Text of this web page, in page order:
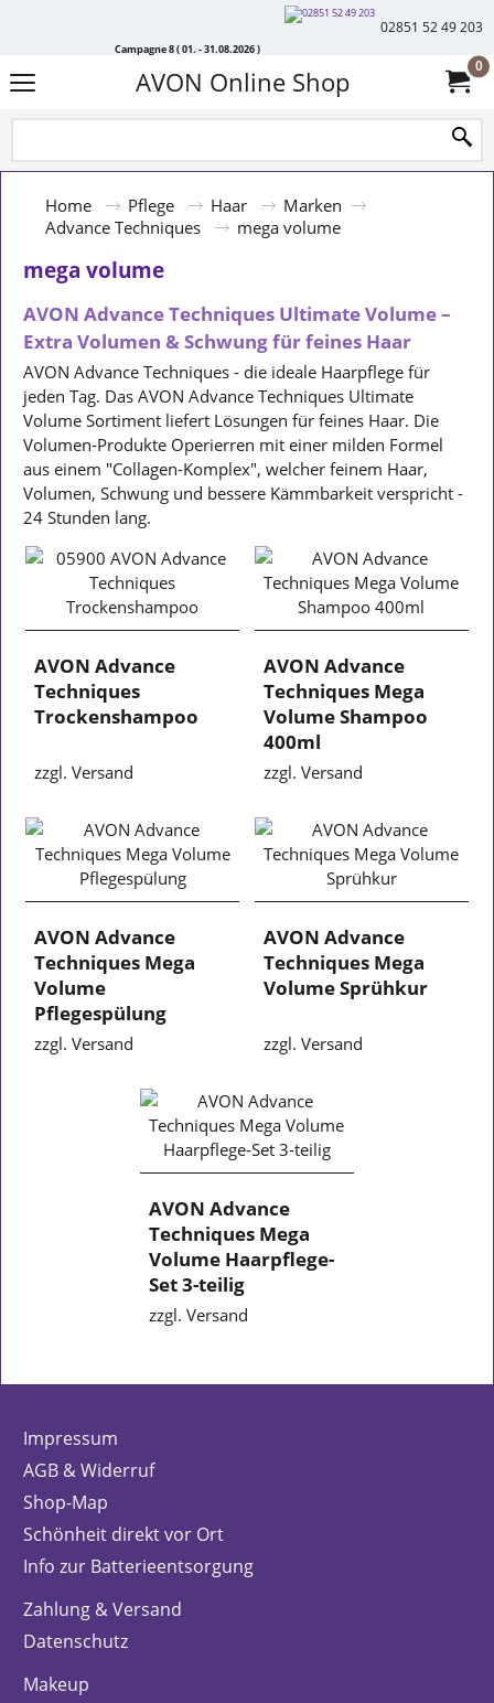
Campagne 8 ( 01. - 31.08.2026 )
02851 52 49 203
AVON Online Shop 0
Home Pflege Haar
Marken
Advance Techniques
mega volume
mega volume
AVON Advance Techniques Ultimate Volume –
Extra Volumen & Schwung für feines Haar
AVON Advance Techniques - die ideale Haarpflege für
jeden Tag. Das AVON Advance Techniques Ultimate
Volume Sortiment liefert Lösungen für feines Haar. Die
Volumen-Produkte Operierren mit einer milden Formel
aus einem "Collagen-Komplex", welcher feinem Haar,
Volumen, Schwung und bessere Kämmbarkeit verspricht -
24 Stunden lang.
AVON Advance
Techniques
Trockenshampoo
zzgl. Versand
AVON Advance
Techniques Mega
Volume Shampoo
400ml
zzgl. Versand
AVON Advance
Techniques Mega
Volume
Pflegespülung
zzgl. Versand
AVON Advance
Techniques Mega
Volume Sprühkur
zzgl. Versand
AVON Advance
Techniques Mega
Volume Haarpflege-
Set 3-teilig
zzgl. Versand
Impressum
AGB & Widerruf
Shop-Map
Schönheit direkt vor Ort
Info zur Batterieentsorgung
Zahlung & Versand
Datenschutz
Makeup